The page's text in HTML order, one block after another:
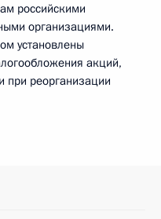
российскими
организациями.
установлены
акций,
при реорганизации